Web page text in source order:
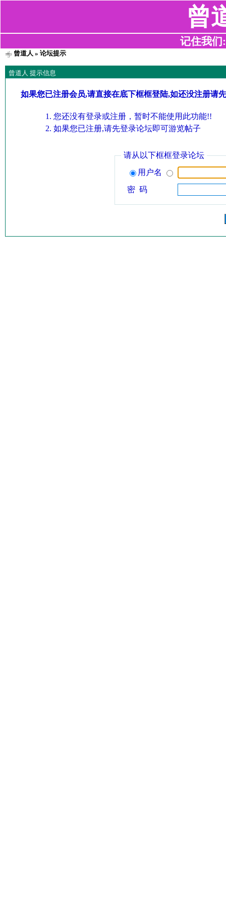
曾
记住我们
曾道人 » 论坛提示
曾道人 提示信息
如果您已注册会员,请直接在底下框框登陆,如还没注册请
您还没有登录或注册，暂时不能使用此功能!!
如果您已注册,请先登录论坛即可游览帖子
请从以下框框登录论坛
用户名
密 码